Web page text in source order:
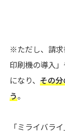
※ただし、請求
印刷機の導入
になり、 その分
う。
「ミライバラ